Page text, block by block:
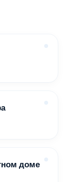
доме